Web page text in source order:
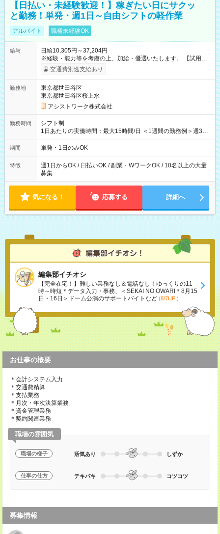
【日払い・未経験歓迎！】稼ぎたい日にサクッ
と勤務！単発・週1日～自由シフトの軽作業
アルバイト 職種未経験OK
給与
日給10,305円～37,204円
※経験・能力等を考慮の上、加給・優遇いたします。 【試用期
間】試用期間なし
交通費別途支給あり
勤務地
東京都世田谷区
東京都世田谷区桜上水
アシストワーク株式会社
勤務時間
シフト制
1日あたりの実働時間：最大15時間/日 ＜1週間の勤務例＞週3回
勤務 勤務：月・水・金 休み：火・木・土・日 好きな時にお仕事
可能です！ ※1日あたりの最大実働時間は日勤、夜勤共に勤務し
期間 単発・1日のみOK
特徴
週1日からOK / 日払いOK / 副業・WワークOK / 10名以上の大量
募集
気になる！ 応募する 詳細へ
編集部イチオシ
【完全在宅！】難しい業務なし＆電話なし！ゆっくりの11
時～時短＊データ入力・事務、＜SEKAI NO OWARI＊8月15
日・16日＞ドーム公演のサポートバイトなど (8/7UP!)
お仕事の概要
＊会計システム入力
＊交通費精算
＊支払業務
＊月次・年次決算業務
＊資金管理業務
＊契約関連業務
職場の雰囲気
職場の様子 活気あり しずか
仕事の仕方 テキパキ コツコツ
募集情報